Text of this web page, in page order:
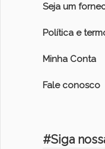
Seja um
Política e
Minha Conta
Fale conosco
#Siga